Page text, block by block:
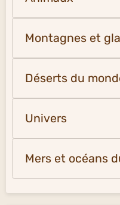
Montagnes et
Déserts du
Univers
Mers et océans